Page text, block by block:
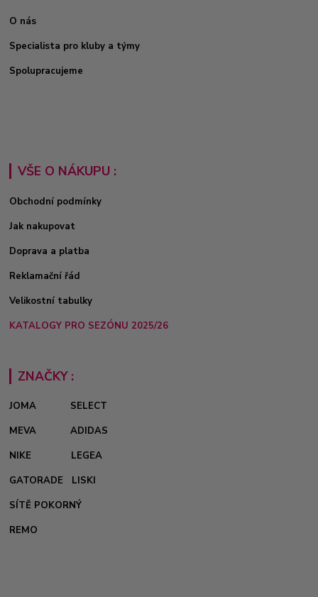
O nás
Specialista pro kluby a týmy
Spolupracujeme
VŠE O NÁKUPU :
Obchodní podmínky
Jak nakupovat
Doprava a platba
Reklamační řád
Velikostní tabulky
KATALOGY PRO SEZÓNU 2025/26
ZNAČKY :
JOMA
SELECT
MEVA
ADIDAS
NIKE
LEGEA
GATORADE
LISKI
SÍTĚ POKORNÝ
REMO